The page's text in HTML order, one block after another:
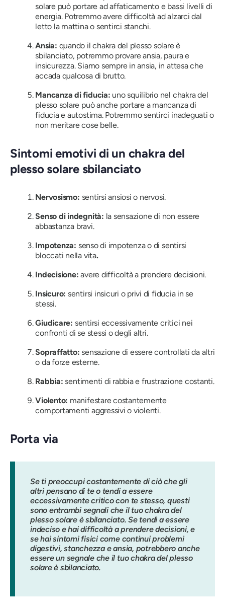
solare può portare ad affaticamento e bassi livelli di
energia. Potremmo avere difficoltà ad alzarci dal
letto la mattina o sentirci stanchi.
Ansia: quando il chakra del plesso solare è
sbilanciato, potremmo provare ansia, paura e
insicurezza. Siamo sempre in ansia, in attesa che
accada qualcosa di brutto.
Mancanza di fiducia: uno squilibrio nel chakra del
plesso solare può anche portare a mancanza di
fiducia e autostima. Potremmo sentirci inadeguati o
non meritare cose belle.
Sintomi emotivi di un chakra del
plesso solare sbilanciato
Nervosismo: sentirsi ansiosi o nervosi.
Senso di indegnità: la sensazione di non essere
abbastanza bravi.
Impotenza: senso di impotenza o di sentirsi
bloccati nella vita.
Indecisione:avere difficoltà a prendere decisioni.
Insicuro: sentirsi insicuri o privi di fiducia in se
stessi.
Giudicare: sentirsi eccessivamente critici nei
confronti di se stessi o degli altri.
Sopraffatto: sensazione di essere controllati da altri
o da forze esterne.
Rabbia: sentimenti di rabbia e frustrazione costanti.
Violento: manifestare costantemente
comportamenti aggressivi o violenti.
Porta via
Se ti preoccupi costantemente di ciò che gli
altri pensano di te o tendi a essere
eccessivamente critico con te stesso, questi
sono entrambi segnali che il tuo chakra del
plesso solare è sbilanciato. Se tendi a essere
indeciso e hai difficoltà a prendere decisioni, e
se hai sintomi fisici come continui problemi
digestivi, stanchezza e ansia, potrebbero anche
essere un segnale che il tuo chakra del plesso
solare è sbilanciato.